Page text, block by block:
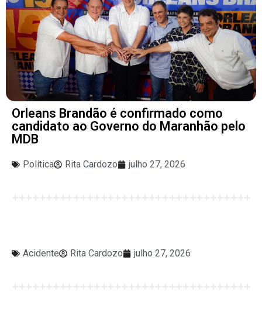
Orleans Brandão é confirmado como
candidato ao Governo do Maranhão pelo
MDB
Política Rita Cardozo julho 27, 2026
Acidente Rita Cardozo julho 27, 2026